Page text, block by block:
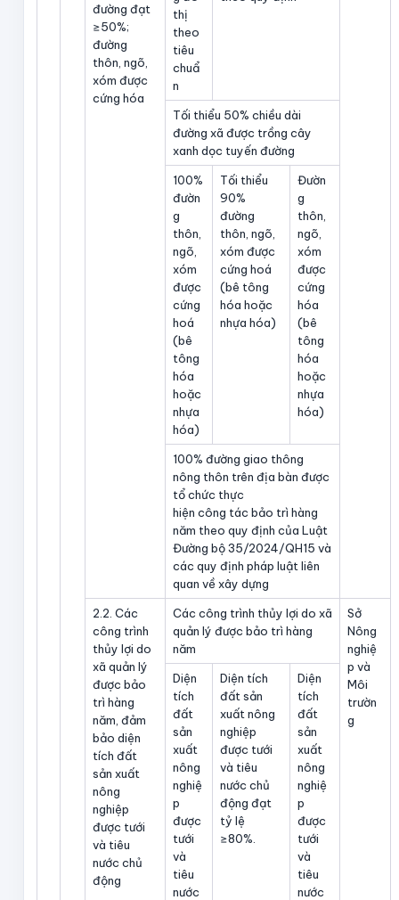
đường đạt
≥50%;
đường
thôn, ngõ,
xóm được
cứng hóa
thị
theo
tiêu
chuẩ
n
Tối thiểu 50% chiều dài
đường xã được trồng cây
xanh dọc tuyến đường
100%
đườn
g
thôn,
ngõ,
xóm
được
cứng
hoá
(bê
tông
hóa
hoặc
nhựa
hóa)
Tối thiểu
90%
đường
thôn, ngõ,
xóm được
cứng hoá
(bê tông
hóa hoặc
nhựa hóa)
Đườn
g
thôn,
ngõ,
xóm
được
cứng
hóa
(bê
tông
hóa
hoặc
nhựa
hóa)
100% đường giao thông
nông thôn trên địa bàn được
tổ chức thực
hiện công tác bảo trì hàng
năm theo quy định của Luật
Đường bộ 35/2024/QH15 và
các quy định pháp luật liên
quan về xây dựng
2.2. Các
công trình
thủy lợi do
xã quản lý
được bảo
trì hàng
năm, đảm
bảo diện
tích đất
sản xuất
nông
nghiệp
được tưới
và tiêu
nước chủ
động
Các công trình thủy lợi do xã
quản lý được bảo trì hàng
năm
Sở
Nông
nghiệ
p và
Môi
trườn
g
Diện
tích
đất
sản
xuất
nông
nghiệ
p
được
tưới
và
tiêu
nước
Diện tích
đất sản
xuất nông
nghiệp
được tưới
và tiêu
nước chủ
động đạt
tỷ lệ
≥80%.
Diện
tích
đất
sản
xuất
nông
nghiệ
p
được
tưới
và
tiêu
nước